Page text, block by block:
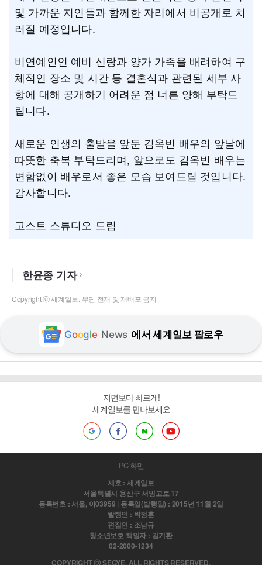
및 가까운 지인들과 함께한 자리에서 비공개로 치
러질 예정입니다.
비연예인인 예비 신랑과 양가 가족을 배려하여 구
체적인 장소 및 시간 등 결혼식과 관련된 세부 사
항에 대해 공개하기 어려운 점 너른 양해 부탁드
립니다.
새로운 인생의 출발을 앞둔 김옥빈 배우의 앞날에
따뜻한 축복 부탁드리며, 앞으로도 김옥빈 배우는
변함없이 배우로서 좋은 모습 보여드릴 것입니다.
감사합니다.
고스트 스튜디오 드림
한윤종 기자
Copyright ⓒ 세계일보. 무단 전재 및 재배포 금지
Google News 에서 세계일보 팔로우
지면보다 빠르게!
세계일보를 만나보세요
PC 화면
제호 : 세계일보
서울특별시 용산구 서빙고로 17
등록번호 : 서울, 아03959 | 등록일(발행일) : 2015년 11월 2일
발행인 : 박정훈
편집인 : 조남규
청소년보호 책임자 : 김기환
02-2000-1234
COPYRIGHT ⓒ SEGYE. ALL RIGHTS RESERVED.